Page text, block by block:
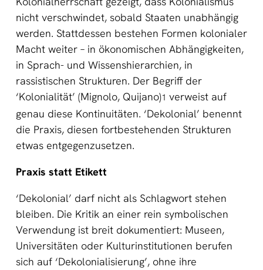
nicht verschwindet, sobald Staaten unabhängig
werden. Stattdessen bestehen Formen kolonialer
Macht weiter – in ökonomischen Abhängigkeiten,
in Sprach- und Wissenshierarchien, in
rassistischen Strukturen. Der Begriff der
‘Kolonialität’ (Mignolo, Quijano)1 verweist auf
genau diese Kontinuitäten. ‘Dekolonial’ benennt
die Praxis, diesen fortbestehenden Strukturen
etwas entgegenzusetzen.
Praxis statt Etikett
‘Dekolonial’ darf nicht als Schlagwort stehen
bleiben. Die Kritik an einer rein symbolischen
Verwendung ist breit dokumentiert: Museen,
Universitäten oder Kulturinstitutionen berufen
sich auf ‘Dekolonialisierung’, ohne ihre